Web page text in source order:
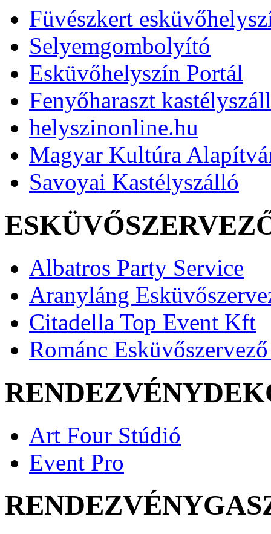
Füvészkert
Selyemgombolyító
Esküvőhelyszín Portál
Fenyőharaszt
helyszinonline.hu
Magyar Kultúra
Savoyai Kastélyszálló
Albatros Party Service
Aranyláng
Citadella Top Event Kft
Románc
Art Four Stúdió
Event Pro